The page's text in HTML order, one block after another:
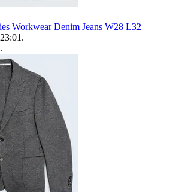
Workwear Denim Jeans W28 L32
.
.